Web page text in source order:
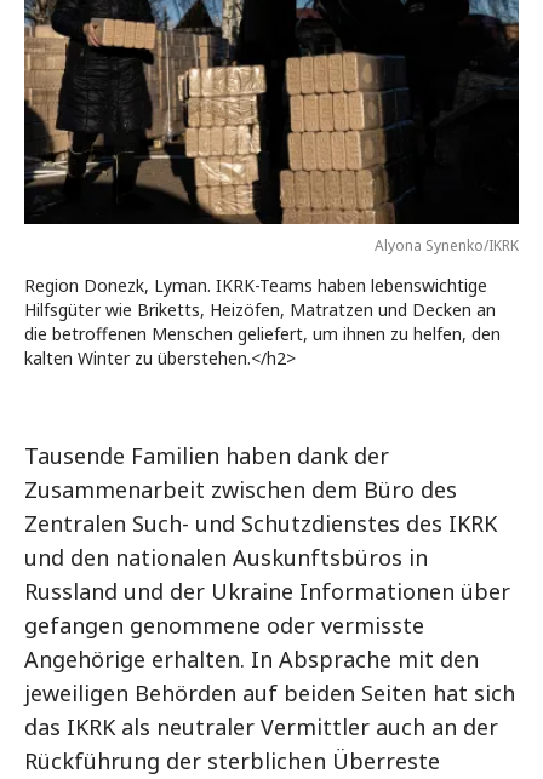
Alyona Synenko/IKRK
Region Donezk, Lyman. IKRK-Teams haben lebenswichtige
Hilfsgüter wie Briketts, Heizöfen, Matratzen und Decken an
die betroffenen Menschen geliefert, um ihnen zu helfen, den
kalten Winter zu überstehen.</h2>
Tausende Familien haben dank der
Zusammenarbeit zwischen dem Büro des
Zentralen Such- und Schutzdienstes des IKRK
und den nationalen Auskunftsbüros in
Russland und der Ukraine Informationen über
gefangen genommene oder vermisste
Angehörige erhalten. In Absprache mit den
jeweiligen Behörden auf beiden Seiten hat sich
das IKRK als neutraler Vermittler auch an der
Rückführung der sterblichen Überreste